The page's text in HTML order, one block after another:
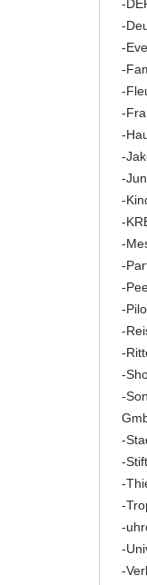
-
-
-
-
-
-
-
-
-
-
-
-
-
-
-
-
-
-
-
-
-
-
-
-
-
-